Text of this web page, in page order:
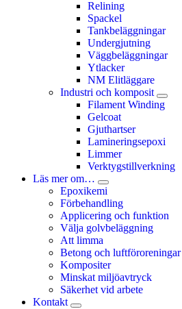
Relining
Spackel
Tankbeläggningar
Undergjutning
Väggbeläggningar
Ytlacker
NM Elitläggare
Industri och komposit
Filament Winding
Gelcoat
Gjuthartser
Lamineringsepoxi
Limmer
Verktygstillverkning
Läs mer om…
Epoxikemi
Förbehandling
Applicering och funktion
Välja golvbeläggning
Att limma
Betong och luftföroreningar
Kompositer
Minskat miljöavtryck
Säkerhet vid arbete
Kontakt